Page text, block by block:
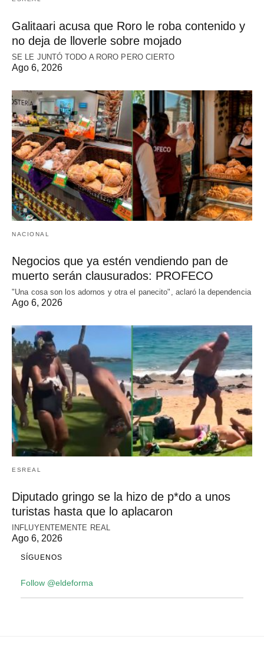
Galitaari acusa que Roro le roba contenido y
no deja de lloverle sobre mojado
SE LE JUNTÓ TODO A RORO PERO CIERTO
Ago 6, 2026
NACIONAL
Negocios que ya estén vendiendo pan de
muerto serán clausurados: PROFECO
"Una cosa son los adornos y otra el panecito", aclaró la dependencia
Ago 6, 2026
ESREAL
Diputado gringo se la hizo de p*do a unos
turistas hasta que lo aplacaron
INFLUYENTEMENTE REAL
Ago 6, 2026
SÍGUENOS
Follow @eldeforma